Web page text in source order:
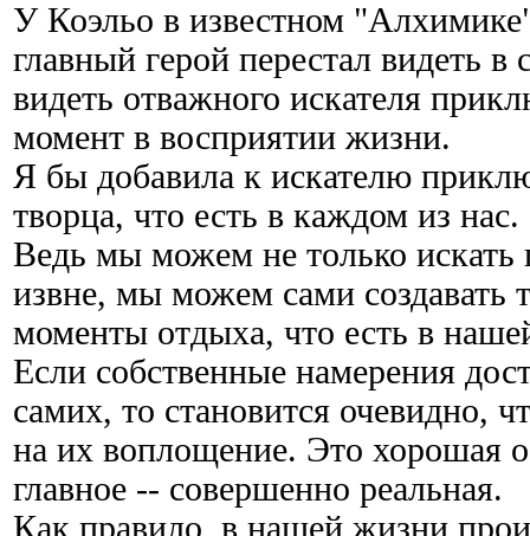
У Коэльо в известном
главный герой перестал видеть в
видеть отважного искателя
момент в восприятии жизни.
Я бы добавила к искателю
творца, что есть в каждом из нас.
Ведь мы можем не только искать
извне, мы можем сами создавать
моменты отдыха, что есть в
Если собственные намерения
самих, то становится очевидно,
на их воплощение. Это хорошая
главное -- совершенно реальная.
Как правило, в нашей жизни